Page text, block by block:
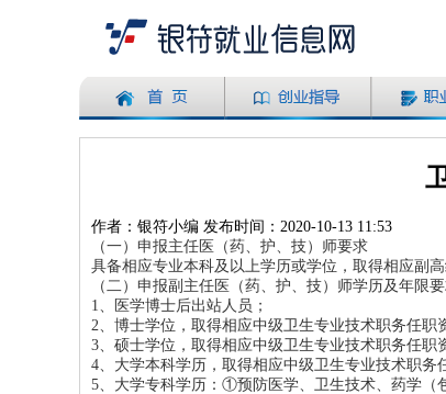
作者：银符小编 发布时间：2020-10-13 11:53
（一）申报主任医（药、护、技）师要求
具备相应专业本科及以上学历或学位，取得相应副
（二）申报副主任医（药、护、技）师学历及年限
1、医学博士后出站人员；
2、博士学位，取得相应中级卫生专业技术职务任职
3、硕士学位，取得相应中级卫生专业技术职务任职
4、大学本科学历，取得相应中级卫生专业技术职务
5、大学专科学历：①预防医学、卫生技术、药学（